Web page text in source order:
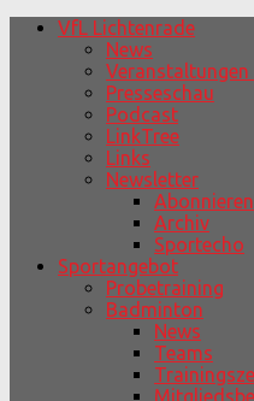
VfL Lichtenrade
News
Veranstaltungen
Presseschau
Podcast
LinkTree
Links
Newsletter
Abonnieren
Archiv
Sportecho
Sportangebot
Probetraining
Badminton
News
Teams